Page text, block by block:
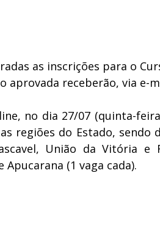
as inscrições para o
aprovada receberão, via
no dia 27/07 (quinta-
regiões do Estado, sendo
União da Vitória e
Apucarana (1 vaga cada).